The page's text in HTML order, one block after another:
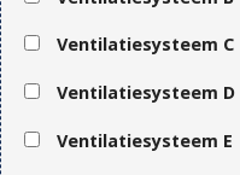
Ventilatiesysteem C
Ventilatiesysteem D
Ventilatiesysteem E